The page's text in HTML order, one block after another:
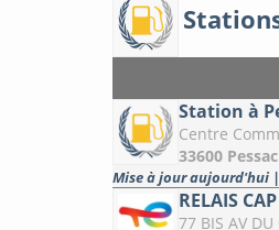
Station à
Centre
33600 Pessac
Mise à jour aujourd'hui |
RELAIS
77 BIS AV DU